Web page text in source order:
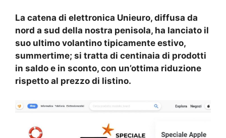
La catena di elettronica Unieuro, diffusa da
nord a sud della nostra penisola, ha lanciato il
suo ultimo volantino tipicamente estivo,
summertime; si tratta di centinaia di prodotti
in saldo e in sconto, con un’ottima riduzione
rispetto al prezzo di listino.